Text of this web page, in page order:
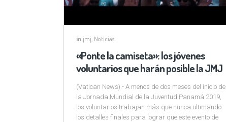
in jmj Noticias
«Ponte la camiseta»: los jóvenes
voluntarios que harán posible la JMJ
(Vatican News).- A menos de dos meses del inicio de
la Jornada Mundial de la Juventud Panamá 2019,
los voluntarios trabajan más que nunca ultimando
los detalles finales para lograr que este evento de